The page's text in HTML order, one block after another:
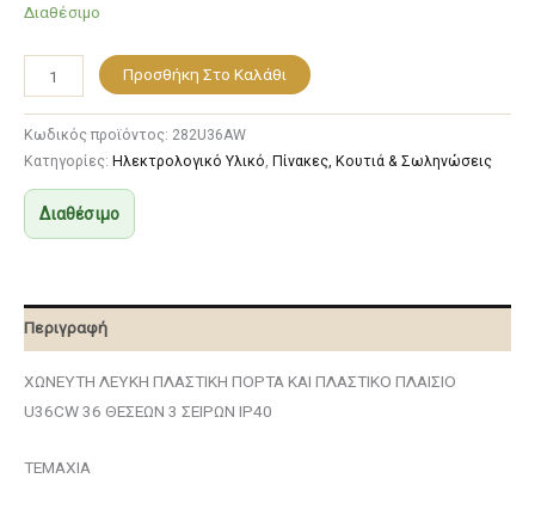
Διαθέσιμο
Προσθήκη Στο Καλάθι
Κωδικός προϊόντος: 282U36AW
Κατηγορίες: Ηλεκτρολογικό Υλικό, Πίνακες, Κουτιά & Σωληνώσεις
Διαθέσιμο
Περιγραφή
ΧΩΝΕΥΤΗ ΛΕΥΚΗ ΠΛΑΣΤΙΚΗ ΠΟΡΤΑ ΚΑΙ ΠΛΑΣΤΙΚΟ ΠΛΑΙΣΙΟ
U36CW 36 ΘΕΣΕΩΝ 3 ΣΕΙΡΩΝ IP40
ΤΕΜΑΧΙΑ